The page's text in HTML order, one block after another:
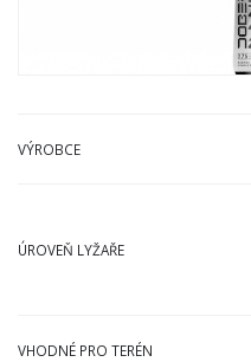
VÝROBCE
ÚROVEŇ LYŽAŘE
VHODNÉ PRO TERÉN